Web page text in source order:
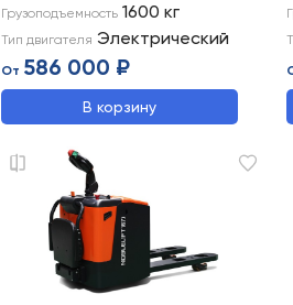
Грузоподъемность 1600 кг
Тип двигателя Электрический
От 586 000 ₽
В корзину